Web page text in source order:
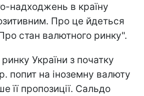
надходжень в країну
Про це йдеться
стан валютного ринку".
України з початку
попит на іноземну валюту
її пропозиції. Сальдо